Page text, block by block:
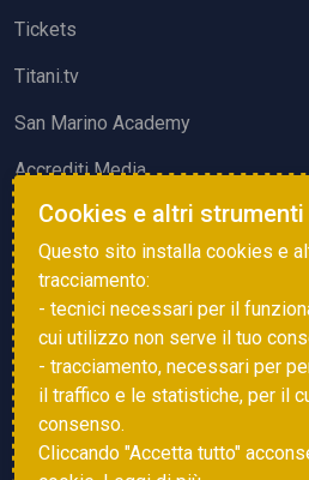
Tickets
Titani.tv
San Marino Academy
Accrediti Media
ATTIVITÀ ED EVENTI
Squadre di Calcio
Associazione Sammarinese Arbitri
Vota gol e parata
Cookies e altri
Questo sito installa cookies e
tracciamento:
- tecnici necessari per il
cui utilizzo non serve il tuo
- tracciamento, necessari per
il traffico e le statistiche, per il
consenso.
Cliccando "Accetta tutto"